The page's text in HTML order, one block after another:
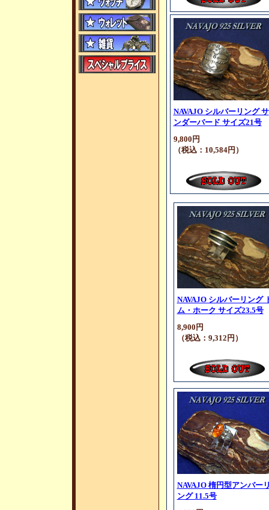
NAVAJO シルバーリング サ
ンダーバード サイズ21号
9,800円
（税込：10,584円）
NAVAJO シルバーリング
ム・ホーク サイズ23.5号
8,900円
（税込：9,312円）
NAVAJO 楕円型アンバー
ング 11.5号